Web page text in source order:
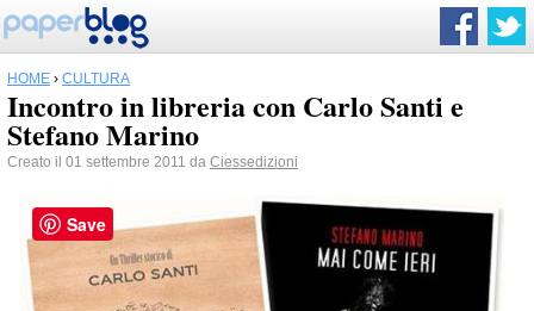
HOME › CULTURA
Incontro in libreria con Carlo Santi e
Stefano Marino
Creato il 01 settembre 2011 da Ciessedizioni
Save